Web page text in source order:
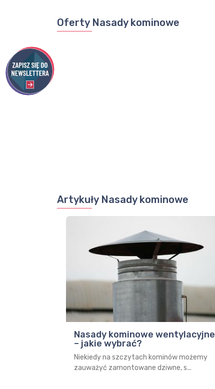
Oferty Nasady kominowe
Artykuły Nasady kominowe
Nasady kominowe wentylacyjne
– jakie wybrać?
Niekiedy na szczytach kominów możemy
zauważyć zamontowane dziwne, s...